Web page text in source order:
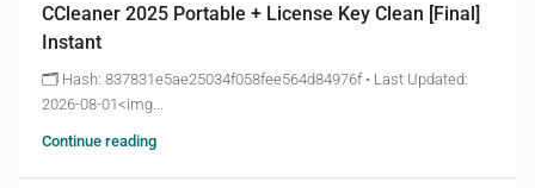
CCleaner 2025 Portable + License Key Clean [Final]
Instant
🗂 Hash: 837831e5ae25034f058fee564d84976f • Last Updated:
2026-08-01<img...
Continue reading